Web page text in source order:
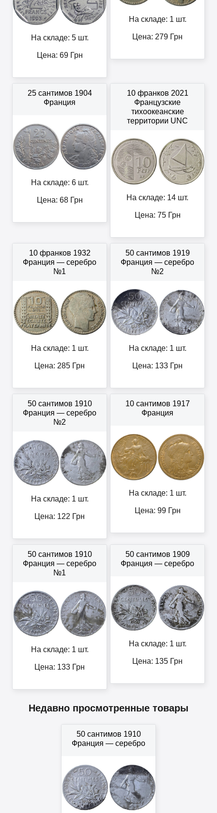
На складе: 5 шт.
Цена: 69Грн
На складе: 1 шт.
Цена: 279 Грн
25 сантимов 1904
Франция
На складе: 6 шт.
Цена: 68Грн
10 франков 2021
Французские
тихоокеанские
территории UNC
На складе: 14 шт.
Цена: 75Грн
10 франков 1932
Франция — серебро
№1
На складе: 1 шт.
Цена: 285 Грн
50 сантимов 1919
Франция — серебро
№2
На складе: 1 шт.
Цена: 133 Грн
50 сантимов 1910
Франция — серебро
№2
На складе: 1 шт.
Цена: 122 Грн
10 сантимов 1917
Франция
На складе: 1 шт.
Цена: 99Грн
50 сантимов 1910
Франция — серебро
№1
На складе: 1 шт.
Цена: 133 Грн
50 сантимов 1909
Франция — серебро
На складе: 1 шт.
Цена: 135 Грн
Недавно просмотренные товары
50 сантимов 1910
Франция — серебро